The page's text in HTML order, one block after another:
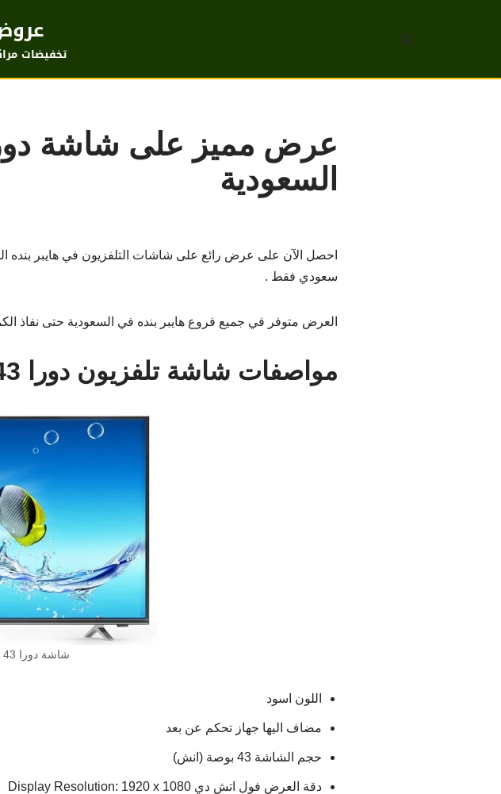
تخفيضات
السعودية
سعودي فقط .
العرض متوفر في جميع فروع هايبر بنده في السعودية حتى نفاذ
مواصفات شاشة تلفزيون دورا 43 بوصة
شاشة دورا 43 بوصة في هايبر بنده السعودية
اللون اسود
مضاف اليها جهاز تحكم عن بعد
حجم الشاشة 43 بوصة (انش)
دقة العرض فول اتش دي Display Resolution: 1920 x 1080